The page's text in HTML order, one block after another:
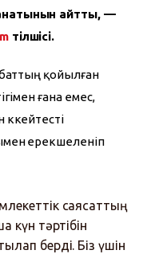
айтты, —
тілшісі.
қойылған
ғана емес,
ерекшеленіп
саясаттың
күн тәртібін
берді. Біз үшін